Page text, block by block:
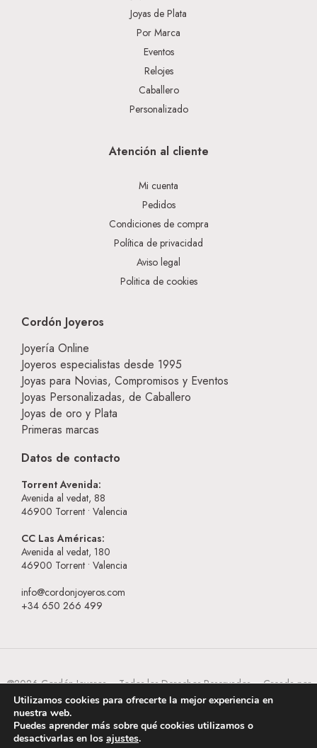
Joyas de Plata
Por Marca
Eventos
Relojes
Caballero
Personalizado
Atención al cliente
Mi cuenta
Pedidos
Condiciones de compra
Política de privacidad
Aviso legal
Politica de cookies
Cordón Joyeros
Joyería Online
Joyeros especialistas desde 1995
Joyas para Novias, Compromisos y Eventos
Joyas Personalizadas, de Caballero
Joyas de oro y Plata
Primeras marcas
Datos de contacto
Torrent Avenida:
Avenida al vedat, 88
46900 Torrent • Valencia
CC Las Américas:
Avenida al vedat, 180
46900 Torrent • Valencia
info@cordonjoyeros.com
+34 650 266 499
@2026 Cordón Joyeros – Todos los Derechos Reservados – Creada por
BESEOWEB
Utilizamos cookies para ofrecerte la mejor experiencia en
nuestra web.
Puedes aprender más sobre qué cookies utilizamos o
desactivarlas en los ajustes.